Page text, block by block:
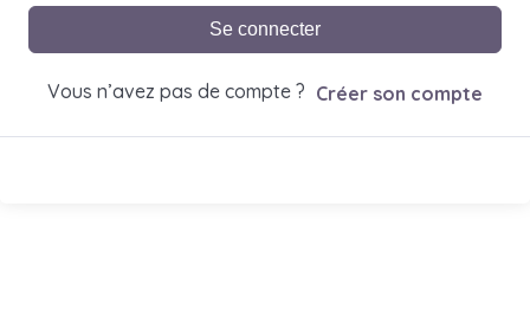
Se connecter
Vous n’avez pas de compte ? Créer son compte